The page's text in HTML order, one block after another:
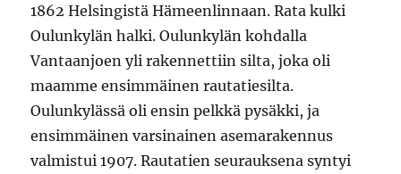
1862 Helsingistä Hämeenlinnaan. Rata kulki
Oulunkylän halki. Oulunkylän kohdalla
Vantaanjoen yli rakennettiin silta, joka oli
maamme ensimmäinen rautatiesilta.
Oulunkylässä oli ensin pelkkä pysäkki, ja
ensimmäinen varsinainen asemarakennus
valmistui 1907. Rautatien seurauksena syntyi